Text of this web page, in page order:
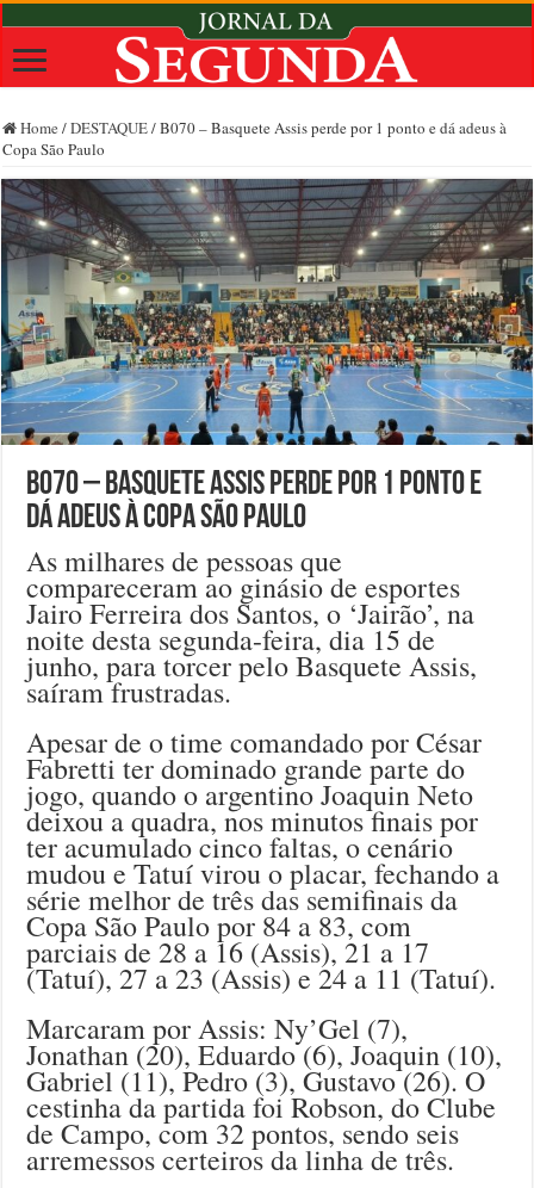
Home /DESTAQUE/B070 – Basquete Assis perde por 1 ponto e dá adeus à
Copa São Paulo
B070 – Basquete Assis perde por 1 ponto e
dá adeus à Copa São Paulo
As milhares de pessoas que
compareceram ao ginásio de esportes
Jairo Ferreira dos Santos, o ‘Jairão’, na
noite desta segunda-feira, dia 15 de
junho, para torcer pelo Basquete Assis,
saíram frustradas.
Apesar de o time comandado por César
Fabretti ter dominado grande parte do
jogo, quando o argentino Joaquin Neto
deixou a quadra, nos minutos finais por
ter acumulado cinco faltas, o cenário
mudou e Tatuí virou o placar, fechando a
série melhor de três das semifinais da
Copa São Paulo por 84 a 83, com
parciais de 28 a 16 (Assis), 21 a 17
(Tatuí), 27 a 23 (Assis) e 24 a 11 (Tatuí).
Marcaram por Assis: Ny’Gel (7),
Jonathan (20), Eduardo (6), Joaquin (10),
Gabriel (11), Pedro (3), Gustavo (26). O
cestinha da partida foi Robson, do Clube
de Campo, com 32 pontos, sendo seis
arremessos certeiros da linha de três.